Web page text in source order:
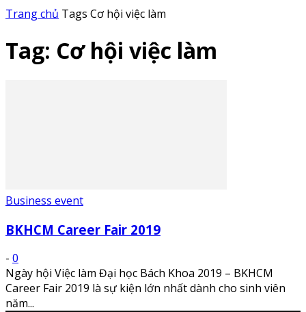
Trang chủ Tags Cơ hội việc làm
Tag: Cơ hội việc làm
Business event
BKHCM Career Fair 2019
- 0
Ngày hội Việc làm Đại học Bách Khoa 2019 – BKHCM
Career Fair 2019 là sự kiện lớn nhất dành cho sinh viên
năm...